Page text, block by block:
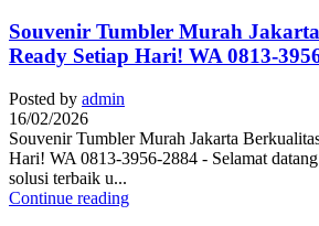
Souvenir Tumbler Murah
Ready Setiap Hari! WA 0813-
Posted by admin
16/02/2026
Souvenir Tumbler Murah Jakarta
Hari! WA 0813-3956-2884 - Selamat
solusi terbaik u...
Continue reading